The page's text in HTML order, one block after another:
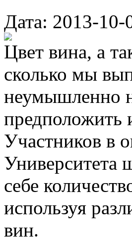
Дата: 2013-10-
Цвет вина, а
сколько мы
неумышленно
предположить
Участников в
Университета
себе
используя
вин.